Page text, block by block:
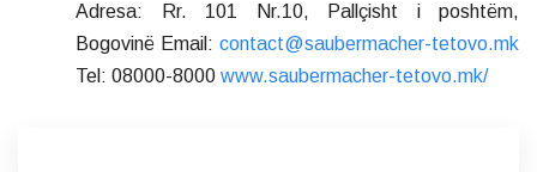
Adresa: Rr. 101 Nr.10, Pallçisht i poshtëm,
Bogovinë Email: contact@saubermacher-tetovo.mk
Tel: 08000-8000 www.saubermacher-tetovo.mk/